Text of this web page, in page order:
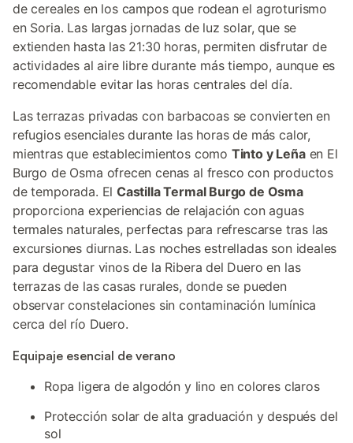
de cereales en los campos que rodean el agroturismo
en Soria. Las largas jornadas de luz solar, que se
extienden hasta las 21:30 horas, permiten disfrutar de
actividades al aire libre durante más tiempo, aunque es
recomendable evitar las horas centrales del día.
Las terrazas privadas con barbacoas se convierten en
refugios esenciales durante las horas de más calor,
mientras que establecimientos como Tinto y Leñaen El
Burgo de Osma ofrecen cenas al fresco con productos
de temporada. ElCastilla Termal Burgo de Osma
proporciona experiencias de relajación con aguas
termales naturales, perfectas para refrescarse tras las
excursiones diurnas. Las noches estrelladas son ideales
para degustar vinos de la Ribera del Duero en las
terrazas de las casas rurales, donde se pueden
observar constelaciones sin contaminación lumínica
cerca del río Duero.
Equipaje esencial de verano
Ropa ligera de algodón y lino en colores claros
Protección solar de alta graduación y después del
sol